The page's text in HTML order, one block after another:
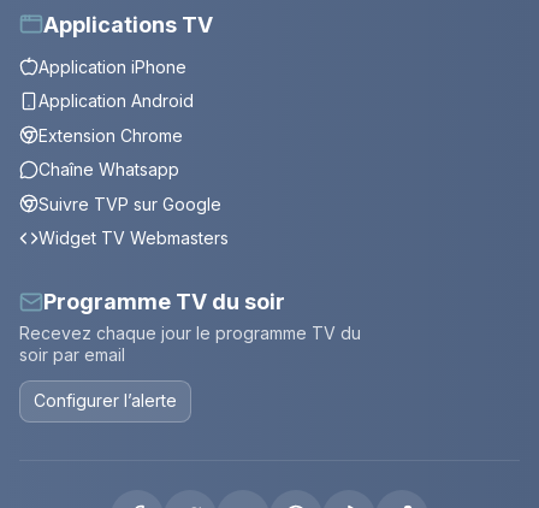
Applications TV
Application iPhone
Application Android
Extension Chrome
Chaîne Whatsapp
Suivre TVP sur Google
Widget TV Webmasters
Programme TV du soir
Recevez chaque jour le programme TV du
soir par email
Configurer l’alerte